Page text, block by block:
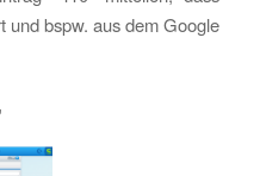
und bspw. aus dem Google